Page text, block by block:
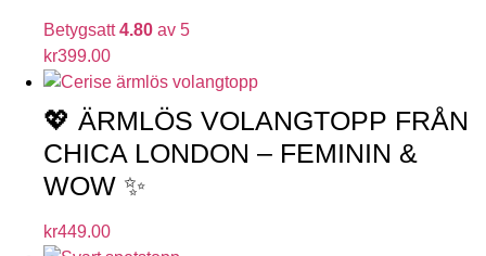
Betygsatt4.80 av 5
kr399.00
💖 ÄRMLÖS VOLANGTOPP FRÅN
CHICA LONDON – FEMININ &
WOW ✨
kr449.00